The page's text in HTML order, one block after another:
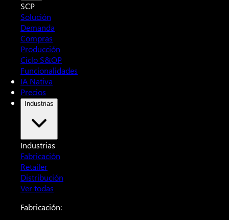
SCP
Solución
Demanda
Compras
Producción
Ciclo S&OP
Funcionalidades
IA Nativa
Precios
Industrias
Industrias
Fabricación
Retailer
Distribución
Ver todas
Fabricación: